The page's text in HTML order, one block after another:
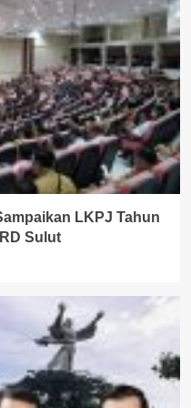
LKPJ Tahun
Sulut